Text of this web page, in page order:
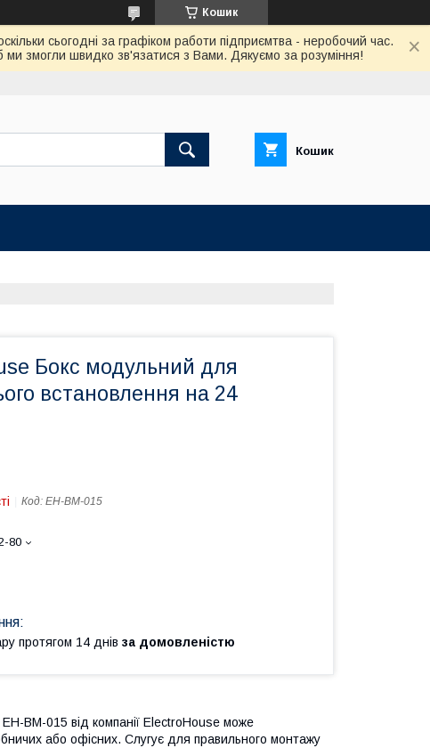
Кошик
сьогодні за графіком работи підприємтва - неробочий час.
змогли швидко зв'язатися з Вами. Дякуємо за розуміння!
Кошик
Бокс модульний для
встановлення на 24
Код: EH-BM-015
80
протягом 14 днів за домовленістю
BM-015 від компанії ElectroHouse може
або офісних. Слугує для правильного монтажу